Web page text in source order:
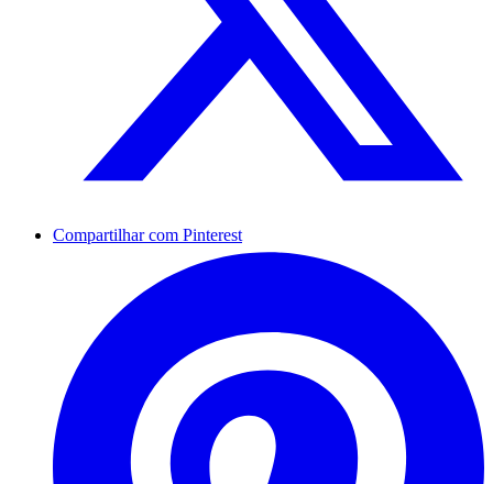
Compartilhar com Pinterest